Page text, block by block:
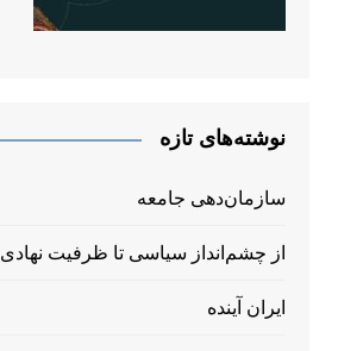
نوشته‌های تازه
سازمان‌دهی جامعه
از چشم‌انداز سیاسی تا ظرفیت نهادی
ایران آینده